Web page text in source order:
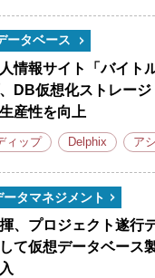
ータベース
情報サイト「バイト
DB仮想化ストレー
産性を向上
ィップ Delphix ア
ータマネジメント
、プロジェクト遂行
て仮想データベース